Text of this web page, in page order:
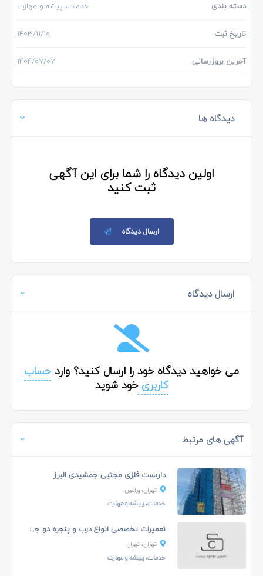
دسته بندی خدمات، پیشه و مهارت
تاریخ ثبت ۱۴۰۳/۱۱/۱۰
آخرین بروزرسانی ۱۴۰۴/۰۷/۰۷
دیدگاه ها
اولین دیدگاه را شما برای این آگهی
ثبت کنید
ارسال دیدگاه
ارسال دیدگاه
می خواهید دیدگاه خود را ارسال کنید؟ واردحساب
کاربریخود شوید
آگهی های مرتبط
داربست فلزی مجتبی جمشیدی البرز
تهران، ورامين
خدمات، پیشه و مهارت
تعمیرات تخصصی انواع درب و پنجره دو جداره
تهران، تهران
خدمات، پیشه و مهارت